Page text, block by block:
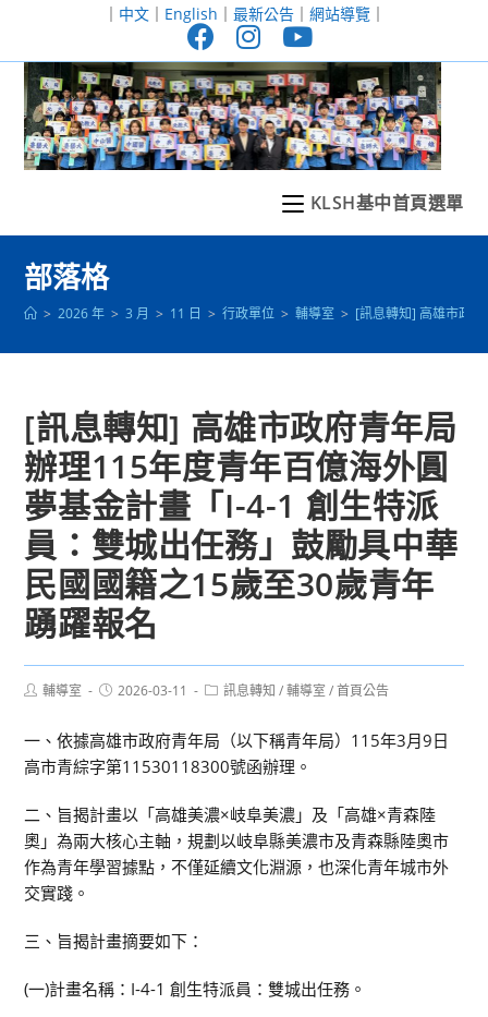
至
｜ 中文｜ English ｜ 最新公告｜ 網站導覽｜
KLSH基中首頁選單
部落格
> 2026 年 > 3 月 > 11 日 > 行政單位 > 輔導室 > [訊息轉知] 高雄市政
[訊息轉知] 高雄市政府青年局
辦理115年度青年百億海外圓
夢基金計畫「I-4-1 創生特派
員：雙城出任務」鼓勵具中華
民國國籍之15歲至30歲青年
踴躍報名
Post輔導室
Post2026-03-11
Post訊息轉知 / 輔導室 / 首頁公告
一、依據高雄市政府青年局（以下稱青年局）115年3月9日
高市青綜字第11530118300號函辦理。
二、旨揭計畫以「高雄美濃×岐阜美濃」及「高雄×青森陸
奧」為兩大核心主軸，規劃以岐阜縣美濃市及青森縣陸奧市
作為青年學習據點，不僅延續文化淵源，也深化青年城市外
交實踐。
三、旨揭計畫摘要如下：
(一)計畫名稱：I-4-1 創生特派員：雙城出任務。